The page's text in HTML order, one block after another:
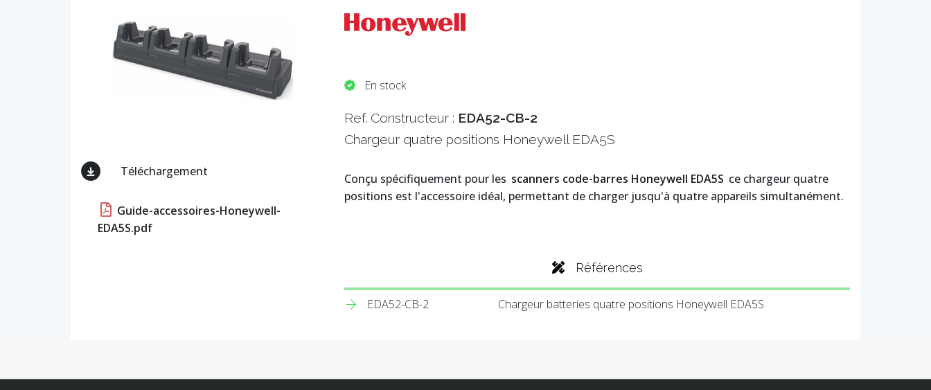
Téléchargement
Guide-accessoires-Honeywell-
EDA5S.pdf
En stock
Ref. Constructeur : EDA52-CB-2
Chargeur quatre positions Honeywell EDA5S
Conçu spécifiquement pour les scanners code-barres Honeywell EDA5S ce chargeur quatre
positions est l'accessoire idéal, permettant de charger jusqu'à quatre appareils simultanément.
Références
EDA52-CB-2 Chargeur batteries quatre positions Honeywell EDA5S